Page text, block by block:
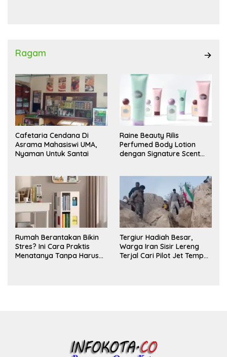
Ragam
Cafetaria Cendana Di
Asrama Mahasiswi UMA,
Nyaman Untuk Santai
Raine Beauty Rilis
Perfumed Body Lotion
dengan Signature Scent
Rumah Berantakan Bikin
Stres? Ini Cara Praktis
Menatanya Tanpa Harus
Tergiur Hadiah Besar,
Warga Iran Sisir Lereng
Terjal Cari Pilot Jet Tempur